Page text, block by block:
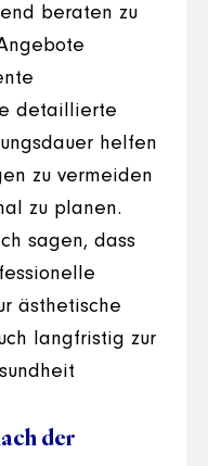
beraten zu
detaillierte
helfen
zu vermeiden
zu planen.
sagen, dass
ästhetische
langfristig zur
der